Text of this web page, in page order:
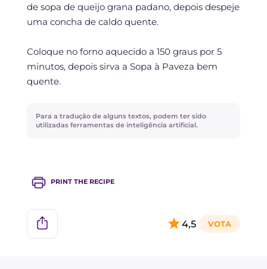
de sopa de queijo grana padano, depois despeje
uma concha de caldo quente.
Coloque no forno aquecido a 150 graus por 5
minutos, depois sirva a Sopa à Paveza bem
quente.
Para a tradução de alguns textos, podem ter sido
utilizadas ferramentas de inteligência artificial.
PRINT THE RECIPE
4,5